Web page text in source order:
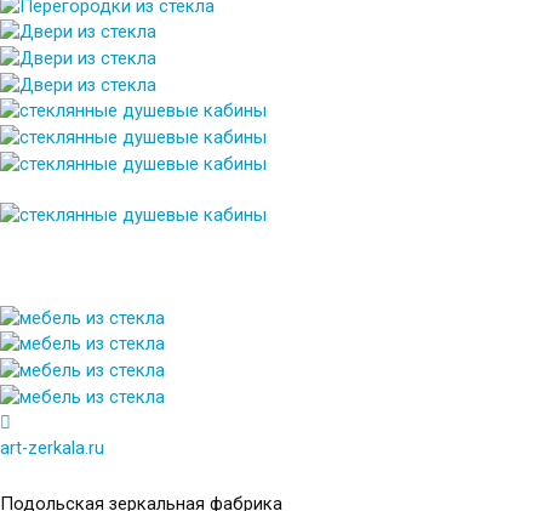
art-zerkala.ru
Подольская зеркальная фабрика